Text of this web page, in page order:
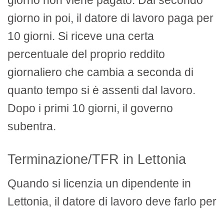
giorno in poi, il datore di lavoro paga per
10 giorni. Si riceve una certa
percentuale del proprio reddito
giornaliero che cambia a seconda di
quanto tempo si è assenti dal lavoro.
Dopo i primi 10 giorni, il governo
subentra.
Terminazione/TFR in Lettonia
Quando si licenzia un dipendente in
Lettonia, il datore di lavoro deve farlo per